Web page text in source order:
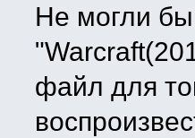
Не могли бы
файл для